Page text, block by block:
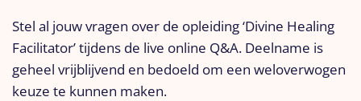
​​​​​​​Stel al jouw vragen over de opleiding ‘Divine Healing
Facilitator’ tijdens de live online Q&A. Deelname is
geheel vrijblijvend en bedoeld om een weloverwogen
keuze te kunnen maken.